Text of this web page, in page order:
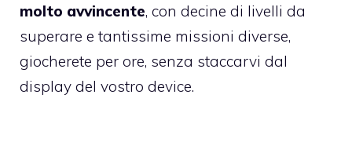
molto avvincente, con decine di livelli da
superare e tantissime missioni diverse,
giocherete per ore, senza staccarvi dal
display del vostro device.